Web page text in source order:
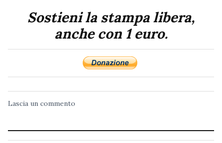
Sostieni la stampa libera,
anche con 1 euro.
Lascia un commento